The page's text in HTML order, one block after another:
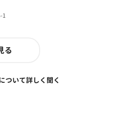
1
る
ついて詳しく聞く